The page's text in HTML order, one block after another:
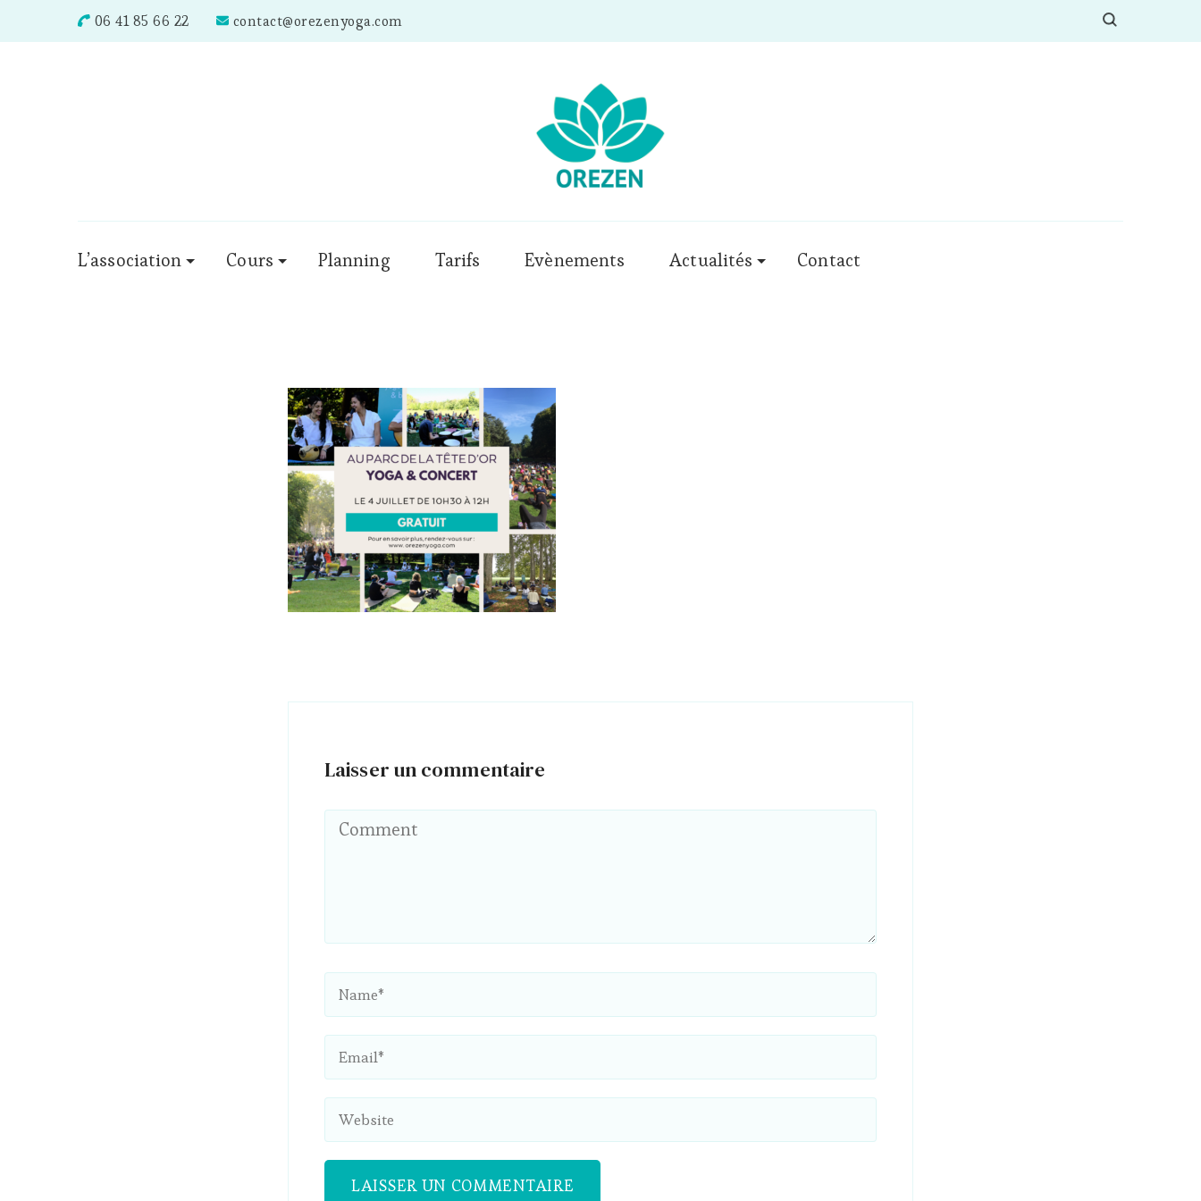
06 41 85 66 22 contact@orezenyoga.com
L’association Cours Planning Tarifs Evènements Actualités Contact
Laisser un commentaire